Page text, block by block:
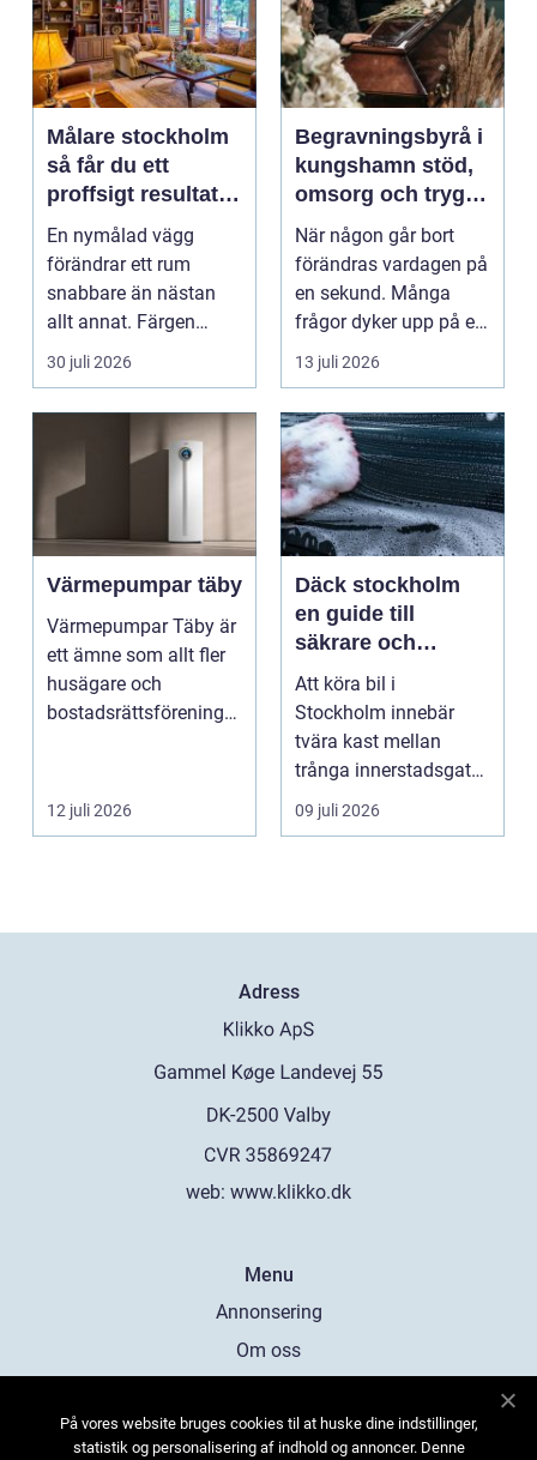
Målare stockholm
så får du ett
proffsigt resultat
hemma
En nymålad vägg
förändrar ett rum
snabbare än nästan
allt annat. Färgen
påverkar hur vi
upplever lju...
30 juli 2026
Begravningsbyrå i
kungshamn stöd,
omsorg och trygg
vägledning
När någon går bort
förändras vardagen på
en sekund. Många
frågor dyker upp på en
gång: Vad händer nu...
13 juli 2026
Värmepumpar täby
Värmepumpar Täby är
ett ämne som allt fler
husägare och
bostadsrättsföreningar
12 juli 2026
Däck stockholm
en guide till
säkrare och
smartare däckval i
storstan
Att köra bil i
Stockholm innebär
tvära kast mellan
trånga innerstadsgator,
motorvägspendling
och ibl...
09 juli 2026
Adress
web: www.klikko.dk
Menu
Annonsering
Om oss
Kontakta oss
På vores website bruges cookies til at huske dine indstillinger,
statistik og personalisering af indhold og annoncer. Denne